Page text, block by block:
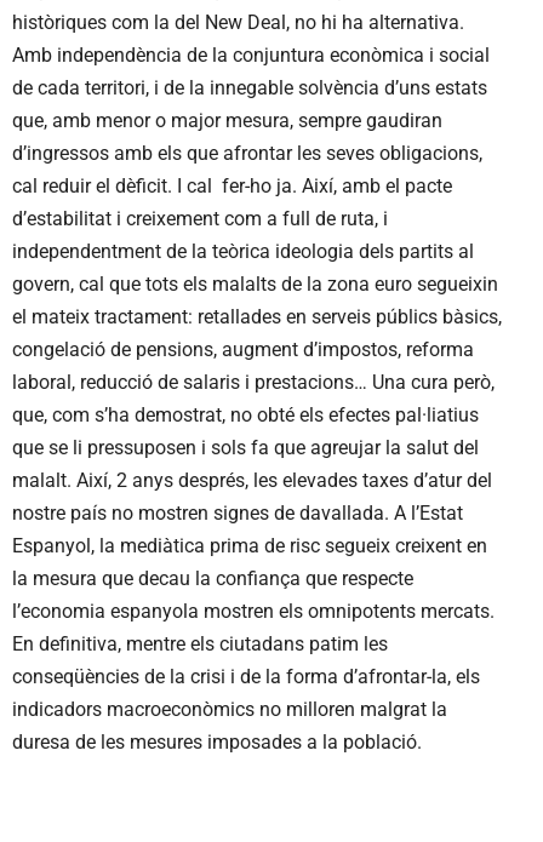
històriques com la del New Deal, no hi ha alternativa.
Amb independència de la conjuntura econòmica i social
de cada territori, i de la innegable solvència d’uns estats
que, amb menor o major mesura, sempre gaudiran
d’ingressos amb els que afrontar les seves obligacions,
cal reduir el dèficit. I cal fer-ho ja. Així, amb el pacte
d’estabilitat i creixement com a full de ruta, i
independentment de la teòrica ideologia dels partits al
govern, cal que tots els malalts de la zona euro segueixin
el mateix tractament: retallades en serveis públics bàsics,
congelació de pensions, augment d’impostos, reforma
laboral, reducció de salaris i prestacions… Una cura però,
que, com s’ha demostrat, no obté els efectes pal·liatius
que se li pressuposen i sols fa que agreujar la salut del
malalt. Així, 2 anys després, les elevades taxes d’atur del
nostre país no mostren signes de davallada. A l’Estat
Espanyol, la mediàtica prima de risc segueix creixent en
la mesura que decau la confiança que respecte
l’economia espanyola mostren els omnipotents mercats.
En definitiva, mentre els ciutadans patim les
conseqüències de la crisi i de la forma d’afrontar-la, els
indicadors macroeconòmics no milloren malgrat la
duresa de les mesures imposades a la població.